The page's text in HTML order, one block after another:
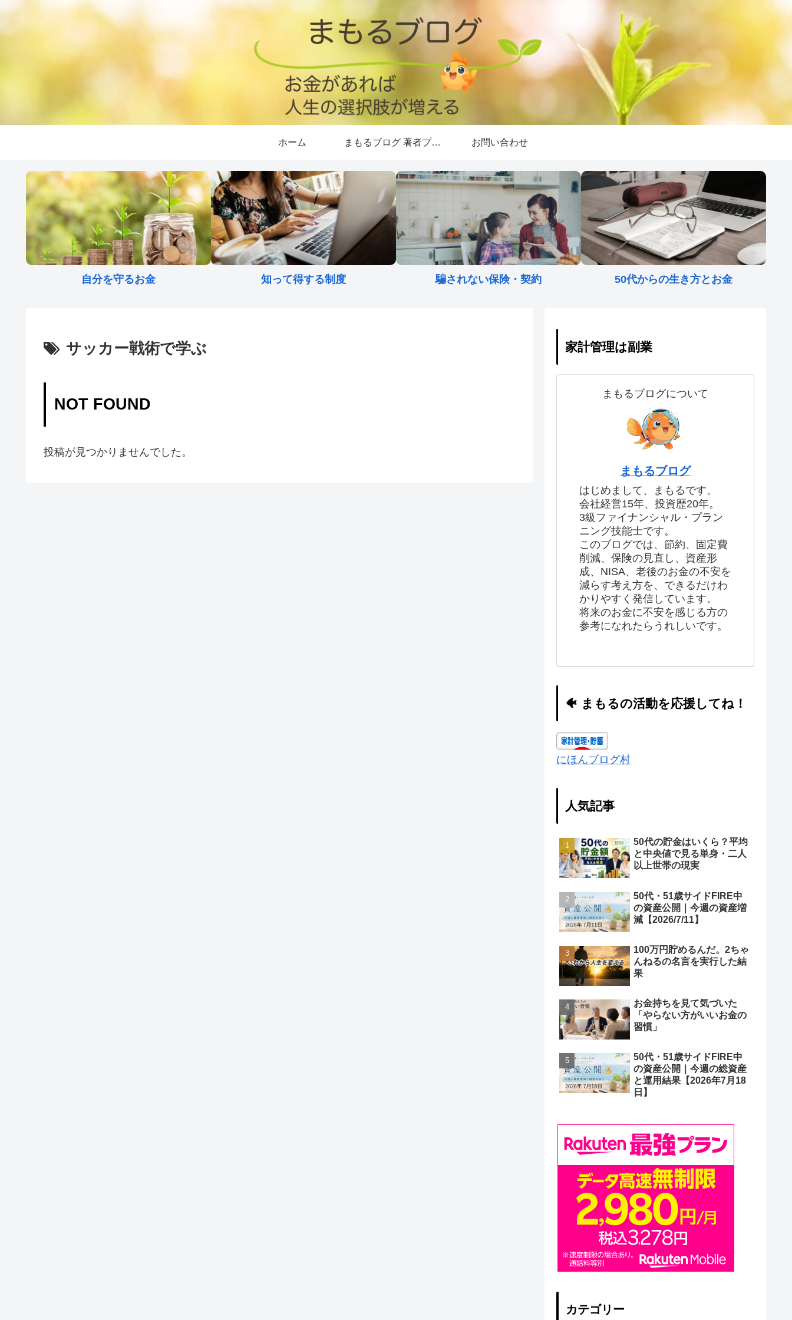
ホーム まもるブログ 著者プロフィール お問い合わせ
自分を守るお金 知って得する制度 騙されない保険・契約 50代からの生き方とお金
サッカー戦術で学ぶ
NOT FOUND
投稿が見つかりませんでした。
家計管理は副業
まもるブログについて
まもるブログ
はじめまして、まもるです。
会社経営15年、投資歴20年。
3級ファイナンシャル・プラン
ニング技能士です。
このブログでは、節約、固定費
削減、保険の見直し、資産形
成、NISA、老後のお金の不安を
減らす考え方を、できるだけわ
かりやすく発信しています。
将来のお金に不安を感じる方の
参考になれたらうれしいです。
🐠 まもるの活動を応援してね！
にほんブログ村
人気記事
50代の貯金はいくら？平均
と中央値で見る単身・二人
以上世帯の現実
50代・51歳サイドFIRE中
の資産公開｜今週の資産増
減【2026/7/11】
100万円貯めるんだ。2ちゃ
んねるの名言を実行した結
果
お金持ちを見て気づいた
「やらない方がいいお金の
習慣」
50代・51歳サイドFIRE中
の資産公開｜今週の総資産
と運用結果【2026年7月18
日】
カテゴリー